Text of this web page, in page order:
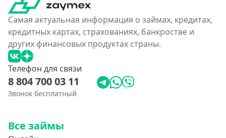
Самая актуальная информация о займах, кредитах,
кредитных картах, страхованиях, банкростве и
других финансовых продуктах страны.
Телефон для связи
8 804 700 03 11
Звонок бесплатный
Все займы